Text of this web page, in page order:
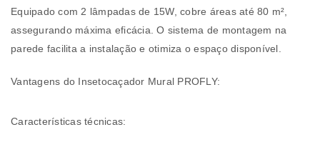
Equipado com 2 lâmpadas de 15W, cobre áreas até 80 m²,
assegurando máxima eficácia. O sistema de montagem na
parede facilita a instalação e otimiza o espaço disponível.
Vantagens do Insetocaçador Mural PROFLY:
Características técnicas: